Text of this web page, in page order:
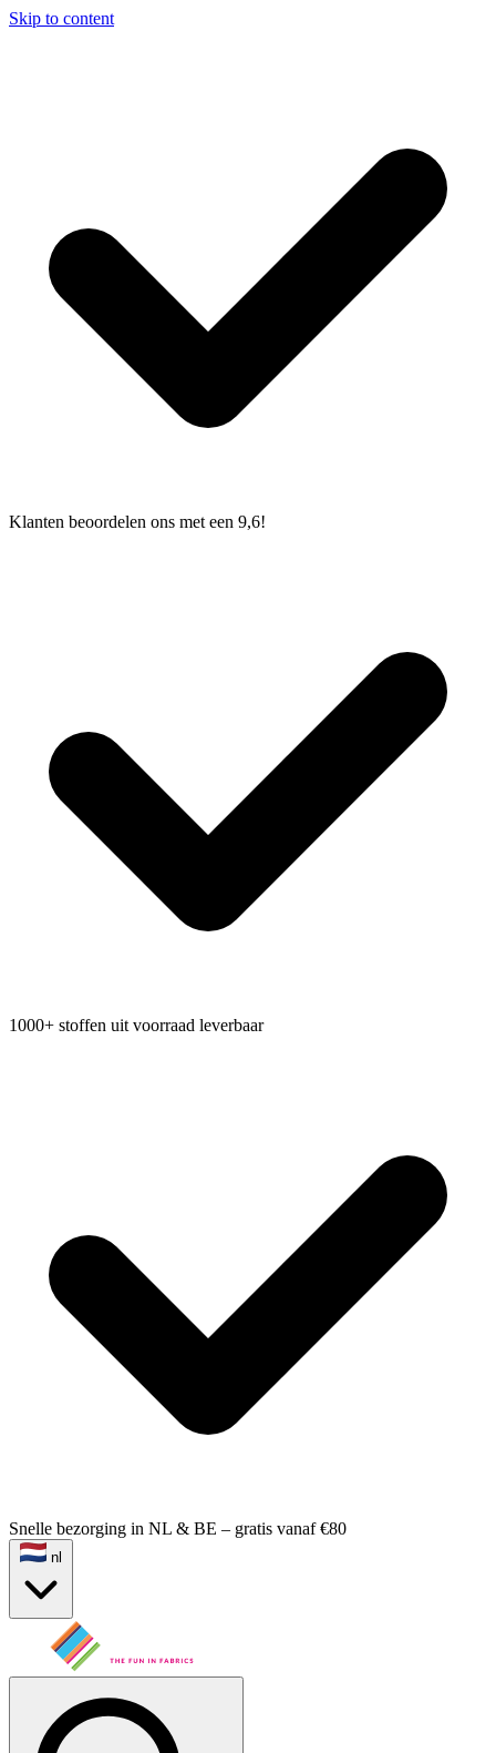
Skip to content
Klanten beoordelen ons met een 9,6!
1000+ stoffen uit voorraad leverbaar
Snelle bezorging in NL & BE – gratis vanaf €80
nl